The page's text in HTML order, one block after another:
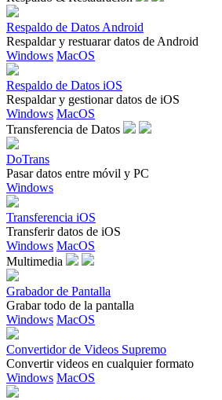
Respaldo de Datos Android
Respaldar y restuarar datos de Android
Windows MacOS
Respaldo de Datos iOS
Respaldar y gestionar datos de iOS
Windows MacOS
Transferencia de Datos
DoTrans
Pasar datos entre móvil y PC
Windows
Transferencia iOS
Transferir datos de iOS
Windows MacOS
Multimedia
Grabador de Pantalla
Grabar todo de la pantalla
Windows MacOS
Convertidor de Videos Supremo
Convertir videos en cualquier formato
Windows MacOS